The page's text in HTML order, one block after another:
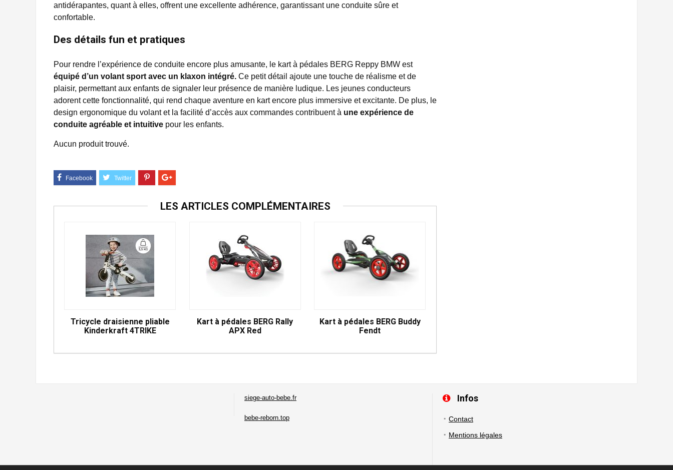
antidérapantes, quant à elles, offrent une excellente adhérence, garantissant une conduite sûre et
confortable.
Des détails fun et pratiques
Pour rendre l’expérience de conduite encore plus amusante, le kart à pédales BERG Reppy BMW est
équipé d’un volant sport avec un klaxon intégré. Ce petit détail ajoute une touche de réalisme et de
plaisir, permettant aux enfants de signaler leur présence de manière ludique. Les jeunes conducteurs
adorent cette fonctionnalité, qui rend chaque aventure en kart encore plus immersive et excitante. De plus, le
design ergonomique du volant et la facilité d’accès aux commandes contribuent à une expérience de
conduite agréable et intuitive pour les enfants.
Aucun produit trouvé.
LES ARTICLES COMPLÉMENTAIRES
Tricycle draisienne pliable
Kinderkraft 4TRIKE
Kart à pédales BERG Rally
APX Red
Kart à pédales BERG Buddy
Fendt
siege-auto-bebe.fr
bebe-reborn.top
Infos
Contact
Mentions légales